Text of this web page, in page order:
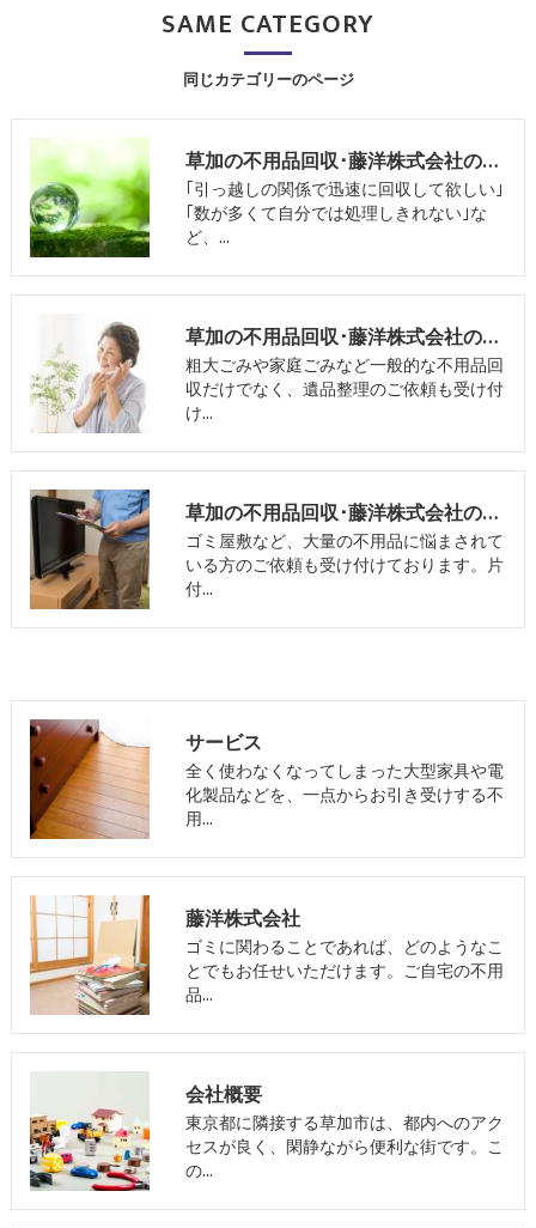
同じカテゴリーのページ
SAME CATEGORY
草加の不用品回収･藤洋株式会社の口コミ情報
｢引っ越しの関係で迅速に回収して欲しい｣
｢数が多くて自分では処理しきれない｣な
ど、…
草加の不用品回収･藤洋株式会社の評判
粗大ごみや家庭ごみなど一般的な不用品回
収だけでなく、遺品整理のご依頼も受け付
け…
草加の不用品回収･藤洋株式会社のお客様の声
ゴミ屋敷など、大量の不用品に悩まされて
いる方のご依頼も受け付けております。片
付…
サービス
全く使わなくなってしまった大型家具や電
化製品などを、一点からお引き受けする不
用…
藤洋株式会社
ゴミに関わることであれば、どのようなこ
とでもお任せいただけます。ご自宅の不用
品…
会社概要
東京都に隣接する草加市は、都内へのアク
セスが良く、閑静ながら便利な街です。こ
の…